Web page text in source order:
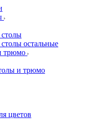
остальные
трюмо
и трюмо
цветов